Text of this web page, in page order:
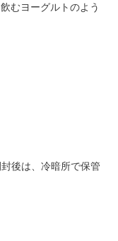
むヨーグルトのよう
後は、冷暗所で保管